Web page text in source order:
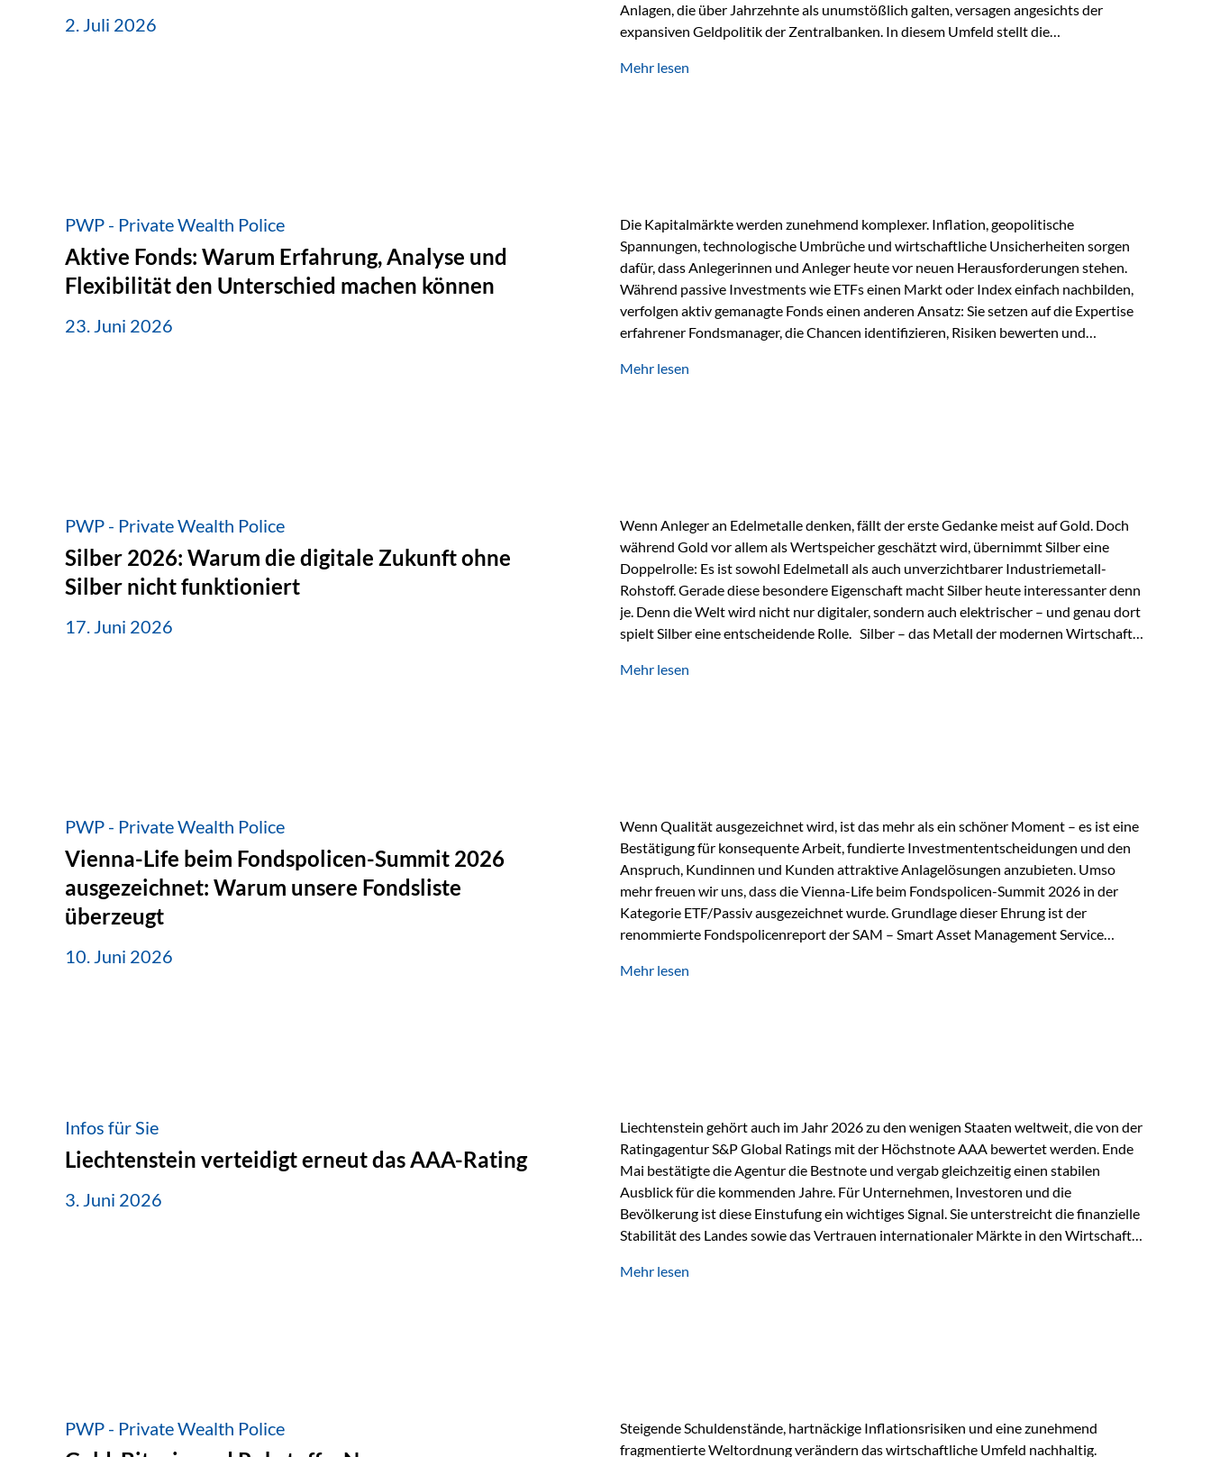
2. Juli 2026
Anlagen, die über Jahrzehnte als unumstößlich galten, versagen angesichts der
expansiven Geldpolitik der Zentralbanken. In diesem Umfeld stellt die
die modernste und strategisch klügste Antwort auf globale Instabilität. Physische
Mehr lesen
PWP - Private Wealth Police
Aktive Fonds: Warum Erfahrung, Analyse und
Flexibilität den Unterschied machen können
23. Juni 2026
Die Kapitalmärkte werden zunehmend komplexer. Inflation, geopolitische
Spannungen, technologische Umbrüche und wirtschaftliche Unsicherheiten sorgen
dafür, dass Anlegerinnen und Anleger heute vor neuen Herausforderungen stehen.
Während passive Investments wie ETFs einen Markt oder Index einfach nachbilden,
verfolgen aktiv gemanagte Fonds einen anderen Ansatz: Sie setzen auf die Expertise
erfahrener Fondsmanager, die Chancen identifizieren, Risiken bewerten und
geprägt ist, kann diese aktive Herangehensweise einen entscheidenden Mehrwert
Mehr lesen
PWP - Private Wealth Police
Silber 2026: Warum die digitale Zukunft ohne
Silber nicht funktioniert
17. Juni 2026
Wenn Anleger an Edelmetalle denken, fällt der erste Gedanke meist auf Gold. Doch
während Gold vor allem als Wertspeicher geschätzt wird, übernimmt Silber eine
Doppelrolle: Es ist sowohl Edelmetall als auch unverzichtbarer Industriemetall-
Rohstoff. Gerade diese besondere Eigenschaft macht Silber heute interessanter denn
je. Denn die Welt wird nicht nur digitaler, sondern auch elektrischer – und genau dort
spielt Silber eine entscheidende Rolle. Silber – das Metall der modernen Wirtschaft
Eigenschaft macht es für zahlreiche Zukunftstechnologien praktisch unverzichtbar.
Mehr lesen
PWP - Private Wealth Police
Vienna-Life beim Fondspolicen-Summit 2026
ausgezeichnet: Warum unsere Fondsliste
überzeugt
10. Juni 2026
Wenn Qualität ausgezeichnet wird, ist das mehr als ein schöner Moment – es ist eine
Bestätigung für konsequente Arbeit, fundierte Investmententscheidungen und den
Anspruch, Kundinnen und Kunden attraktive Anlagelösungen anzubieten. Umso
mehr freuen wir uns, dass die Vienna-Life beim Fondspolicen-Summit 2026 in der
Kategorie ETF/Passiv ausgezeichnet wurde. Grundlage dieser Ehrung ist der
renommierte Fondspolicenreport der SAM – Smart Asset Management Service
und verglichen wurden. Das Ergebnis: Die ETF-Auswahl der Vienna-Life zählt zu den
Mehr lesen
Infos für Sie
Liechtenstein verteidigt erneut das AAA-Rating
3. Juni 2026
Liechtenstein gehört auch im Jahr 2026 zu den wenigen Staaten weltweit, die von der
Ratingagentur S&P Global Ratings mit der Höchstnote AAA bewertet werden. Ende
Mai bestätigte die Agentur die Bestnote und vergab gleichzeitig einen stabilen
Ausblick für die kommenden Jahre. Für Unternehmen, Investoren und die
Bevölkerung ist diese Einstufung ein wichtiges Signal. Sie unterstreicht die finanzielle
Stabilität des Landes sowie das Vertrauen internationaler Märkte in den Wirtschafts-
Herausforderungen Die weltwirtschaftlichen Rahmenbedingungen bleiben
Mehr lesen
PWP - Private Wealth Police
Steigende Schuldenstände, hartnäckige Inflationsrisiken und eine zunehmend
fragmentierte Weltordnung verändern das wirtschaftliche Umfeld nachhaltig.